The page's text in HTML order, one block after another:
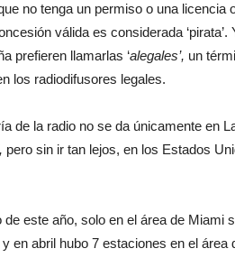
no tenga un permiso o una licencia
válida es considerada ‘pirata’.
prefieren llamarlas ‘alegales’, un
los radiodifusores legales.
de la radio no se da únicamente en
pero sin ir tan lejos, en los Estados
de este año, solo en el área de Miami
en abril hubo 7 estaciones en el